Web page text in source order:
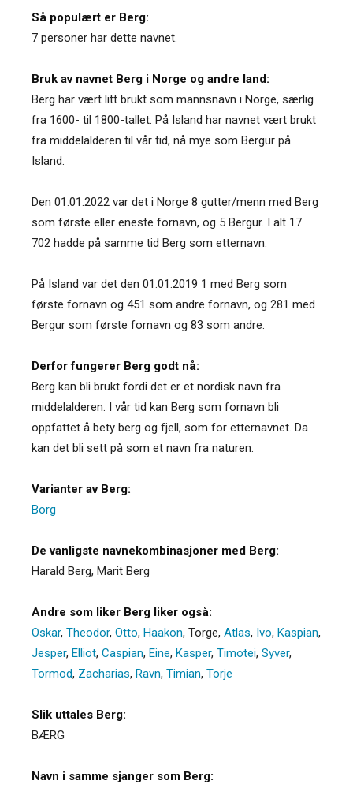
Så populært er Berg:
7 personer har dette navnet.
Bruk av navnet Berg i Norge og andre land:
Berg har vært litt brukt som mannsnavn i Norge, særlig
fra 1600- til 1800-tallet. På Island har navnet vært brukt
fra middelalderen til vår tid, nå mye som Bergur på
Island.
Den 01.01.2022 var det i Norge 8 gutter/menn med Berg
som første eller eneste fornavn, og 5 Bergur. I alt 17
702 hadde på samme tid Berg som etternavn.
På Island var det den 01.01.2019 1 med Berg som
første fornavn og 451 som andre fornavn, og 281 med
Bergur som første fornavn og 83 som andre.
Derfor fungerer Berg godt nå:
Berg kan bli brukt fordi det er et nordisk navn fra
middelalderen. I vår tid kan Berg som fornavn bli
oppfattet å bety berg og fjell, som for etternavnet. Da
kan det bli sett på som et navn fra naturen.
Varianter av Berg:
Borg
De vanligste navnekombinasjoner med Berg:
Harald Berg, Marit Berg
Andre som liker Berg liker også:
Oskar, Theodor, Otto, Haakon, Torge, Atlas, Ivo, Kaspian,
Jesper, Elliot, Caspian, Eine, Kasper, Timotei, Syver,
Tormod, Zacharias, Ravn, Timian, Torje
Slik uttales Berg:
BÆRG
Navn i samme sjanger som Berg: